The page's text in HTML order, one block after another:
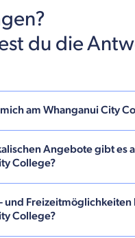
du die
am Whanganui City
Angebote gibt es
College?
und Freizeitmöglichkeiten
College?